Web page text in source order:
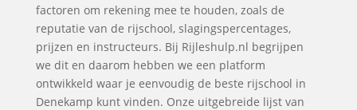
factoren om rekening mee te houden, zoals de
reputatie van de rijschool, slagingspercentages,
prijzen en instructeurs. Bij Rijleshulp.nl begrijpen
we dit en daarom hebben we een platform
ontwikkeld waar je eenvoudig de beste rijschool in
Denekamp kunt vinden. Onze uitgebreide lijst van